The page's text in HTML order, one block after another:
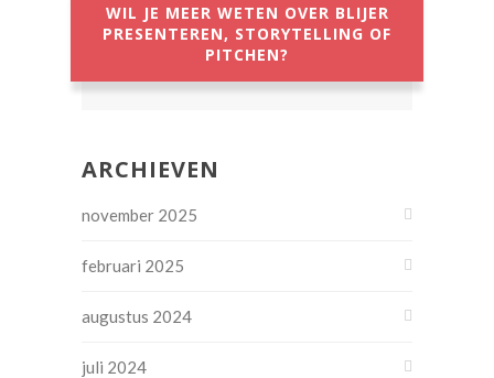
WIL JE MEER WETEN OVER BLIJER
PRESENTEREN, STORYTELLING OF
PITCHEN?
ARCHIEVEN
november 2025
februari 2025
augustus 2024
juli 2024